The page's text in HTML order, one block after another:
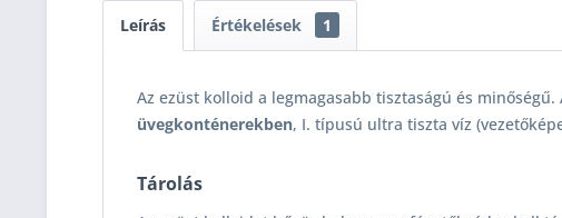
Leírás Értékelések 1
Az ezüst kolloid a legmagasabb tisztaságú és
üvegkonténerekben, I. típusú ultra tiszta víz
Tárolás